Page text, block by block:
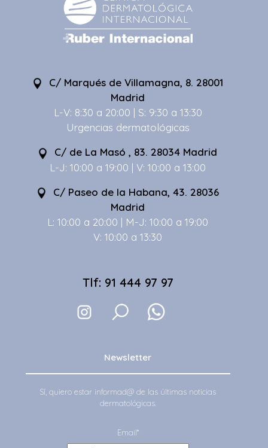
C/ Marqués de Villamagna, 8. 28001
Madrid
L-V: 8:30 a 20:00 | S: 9:30 a 13:30
Urgencias dermatológicas
C/ de La Masó , 83. 28034 Madrid
L-J: 10:00 a 19:00 | V: 10:00 a 13:00
C/ Paseo de la Habana, 43. 28036
Madrid
L: 10:00 a 20:00 | M-J: 10:00 a 19:00
V: 10:00 a 13:30
Tlf: 91 444 97 97
Newsletter
Sí, quiero estar informad@ de las últimas noticias
dermatológicas.
Email*